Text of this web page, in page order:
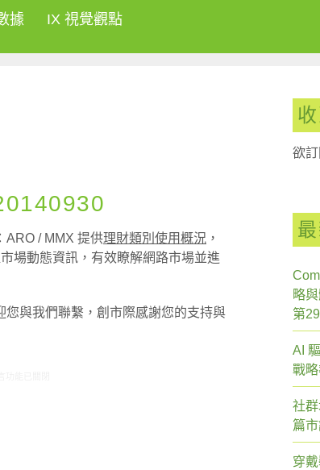
據 IX 視覺觀點
ARO / MMX 提供理財類別使用概況 ，
場動態資訊，有效瞭解網路市場並進
與我們聯繫，創市際感謝您的支持與
欲
略
第
AI
戰略
社
篇
穿